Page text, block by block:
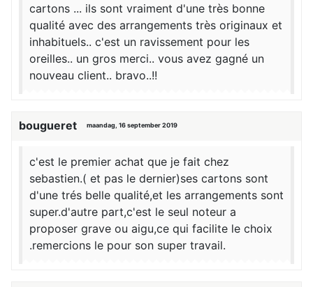
cartons ... ils sont vraiment d'une très bonne
qualité avec des arrangements très originaux et
inhabituels.. c'est un ravissement pour les
oreilles.. un gros merci.. vous avez gagné un
nouveau client.. bravo..!!
bougueret maandag, 16 september 2019
c'est le premier achat que je fait chez
sebastien.( et pas le dernier)ses cartons sont
d'une trés belle qualité,et les arrangements sont
super.d'autre part,c'est le seul noteur a
proposer grave ou aigu,ce qui facilite le choix
.remercions le pour son super travail.